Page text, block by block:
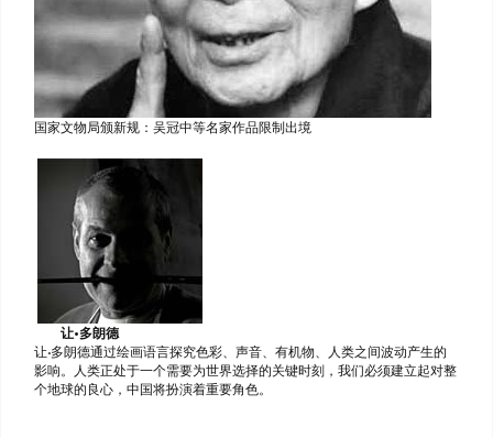
国家文物局颁新规：吴冠中等名家作品限制出境
让•多朗德
让•多朗德通过绘画语言探究色彩、声音、有机物、人类之间波动产生的
影响。人类正处于一个需要为世界选择的关键时刻，我们必须建立起对整
个地球的良心，中国将扮演着重要角色。